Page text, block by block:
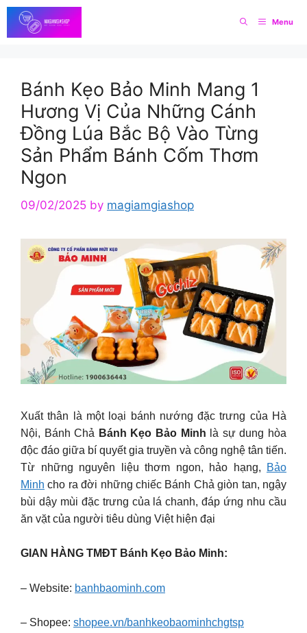
Skip
to
content
Menu
Bánh Kẹo Bảo Minh Mang 1
Hương Vị Của Những Cánh
Đồng Lúa Bắc Bộ Vào Từng
Sản Phẩm Bánh Cốm Thơm
Ngon
09/02/2025 by magiamgiashop
Xuất thân là một loại bánh nướng đặc trưng của Hà
Nội, Bánh Chả Bánh Kẹo Bảo Minh là sự dung hòa
độc đáo giữa bí quyết gia truyền và công nghệ tân tiến.
Từ những nguyên liệu thơm ngon, hảo hạng,
Bảo
Minh cho ra đời những chiếc Bánh Chả giòn tan, ngậy
bùi dậy mùi đặc trưng của lá chanh, đáp ứng nhu cầu
ăn vặt của người tiêu dùng Việt hiện đại
GIAN HÀNG TMĐT Bánh Kẹo Bảo Minh:
– Website: banhbaominh.com
– Shopee: shopee.vn/banhkeobaominhchgtsp